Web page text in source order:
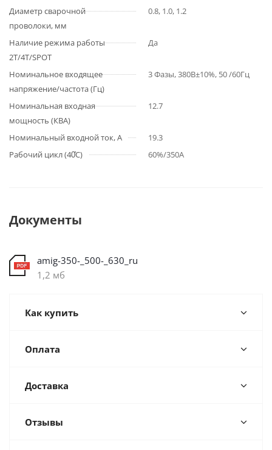
Диаметр сварочной
проволоки, мм
0.8, 1.0, 1.2
Наличие режима работы
2T/4T/SPOT
Да
Номинальное входящее
напряжение/частота (Гц)
3 Фазы, 380В±10%, 50 /60Гц
Номинальная входная
мощность (КВА)
12.7
Номинальный входной ток, А
19.3
Рабочий цикл (40̊C)
60%/350A
Документы
amig-350-_500-_630_ru
1,2 мб
Как купить
Оплата
Доставка
Отзывы